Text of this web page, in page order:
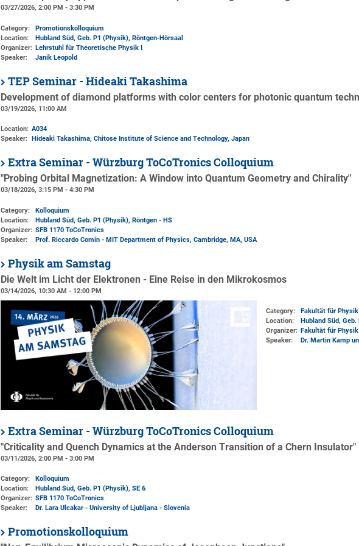
03/27/2026, 2:00 PM - 3:30 PM
Category:
Promotionskolloquium
Location:
Hubland Süd, Geb. P1 (Physik), Röntgen-Hörsaal
Organizer: Lehrstuhl für Theoretische Physik I
Speaker:
Janik Leopold
TEP Seminar - Hideaki Takashima
Development of diamond platforms with color centers for photonic quantum
03/19/2026, 11:00 AM
Location: A034
Speaker: Hideaki Takashima, Chitose Institute of Science and Technology, Japan
Extra Seminar - Würzburg ToCoTronics Colloquium
"Probing Orbital Magnetization: A Window into Quantum Geometry and Chirality"
03/18/2026, 3:15 PM - 4:30 PM
Category:
Kolloquium
Location:
Hubland Süd, Geb. P1 (Physik), Röntgen - HS
Organizer: SFB 1170 ToCoTronics
Speaker:
Prof. Riccardo Comin - MIT Department of Physics, Cambridge, MA, USA
Physik am Samstag
Die Welt im Licht der Elektronen - Eine Reise in den Mikrokosmos
03/14/2026, 10:30 AM - 12:00 PM
Category:
Fakultät für
Location:
Hubland Süd,
Organizer: Fakultät für
Speaker:
Dr. Martin Kamp
Extra Seminar - Würzburg ToCoTronics Colloquium
"Criticality and Quench Dynamics at the Anderson Transition of a Chern Insulator"
03/11/2026, 2:00 PM - 3:00 PM
Category:
Kolloquium
Location:
Hubland Süd, Geb. P1 (Physik), SE 6
Organizer: SFB 1170 ToCoTronics
Speaker:
Dr. Lara Ulcakar - University of Ljubljana - Slovenia
Promotionskolloquium